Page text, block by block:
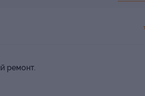
ремонт.